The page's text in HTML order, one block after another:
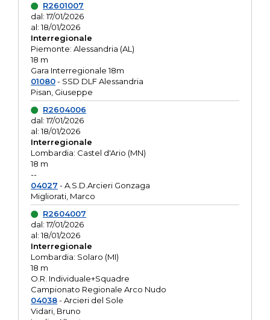
R2601007
dal: 17/01/2026
al: 18/01/2026
Interregionale
Piemonte: Alessandria (AL)
18 m
Gara Interregionale 18m
01080- SSD DLF Alessandria
Pisan, Giuseppe
R2604006
dal: 17/01/2026
al: 18/01/2026
Interregionale
Lombardia: Castel d'Ario (MN)
18 m
--
04027 - A.S.D.Arcieri Gonzaga
Migliorati, Marco
R2604007
dal: 17/01/2026
al: 18/01/2026
Interregionale
Lombardia: Solaro (MI)
18 m
O.R. Individuale+Squadre
Campionato Regionale Arco Nudo
04038- Arcieri del Sole
Vidari, Bruno